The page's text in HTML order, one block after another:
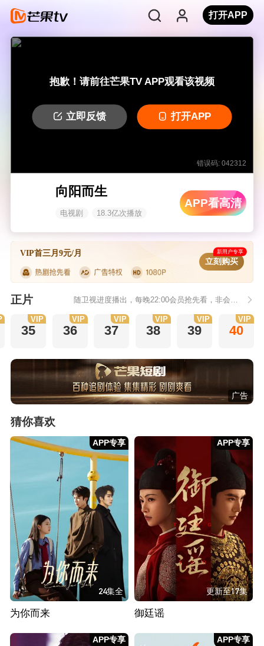
打开APP
抱歉！请前往芒果TV APP观看该视频
立即反馈 打开APP
错误码: 042312
向阳而生
电视剧 18.3亿次播放
APP看高清
VIP首三月9元/月 新用户专享
立刻购买
正片 随卫视进度播出，每晚22:00会员抢先看，非会员次日更新
35
VIP
36
VIP
37
VIP
38
VIP
39
VIP
40
VIP
广告
猜你喜欢
APP专享
24集全
为你而来
APP专享
更新至17集
御廷谣
APP专享 APP专享